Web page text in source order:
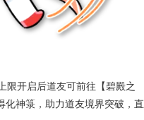
限开启后道友可前往【碧殿之
化神箓，助力道友境界突破，直